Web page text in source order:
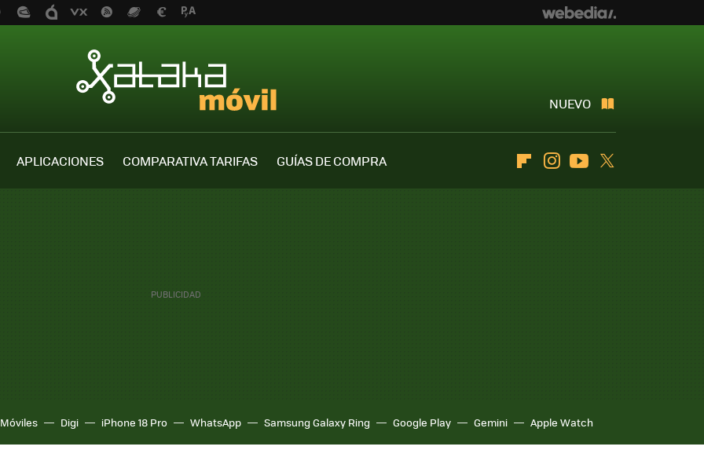
NUEVO
APLICACIONES COMPARATIVA TARIFAS
GUÍAS DE COMPRA
FlipboardInstagramYoutube
Móviles Digi iPhone 18 Pro WhatsApp Samsung Galaxy Ring Google Play Gemini Apple Watch